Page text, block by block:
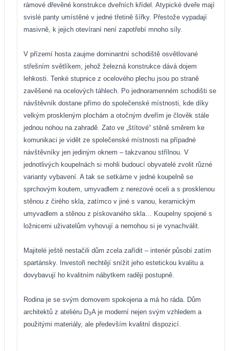
rámové dřevěné konstrukce dveřních křídel. Atypické dveře mají
svislé panty umístěné v jedné třetině šířky. Přestože vypadají
masivně, k jejich otevíraní není zapotřebí mnoho síly.
V přízemí hosta zaujme dominantní schodiště osvětlované
střešním světlíkem, jehož železná konstrukce dává dojem
lehkosti. Tenké stupnice z ocelového plechu jsou po straně
zavěšené na ocelových táhlech. Po jednoramenném schodišti se
návštěvník dostane přímo do společenské místnosti, kde díky
velkým proskleným plochám a otočným dveřím je člověk stále
jednou nohou na zahradě. Zato ve „štítové“ stěně směrem ke
komunikaci je vidět ze společenské místnosti na případné
návštěvníky jen jediným oknem – takzvanou střílnou. V
jednotlivých koupelnách si mohli budoucí obyvatelé zvolit různé
varianty vybavení. A tak se setkáme v jedné koupelně se
sprchovým koutem, umyvadlem z nerezové oceli a s prosklenou
stěnou z čirého skla, zatímco v jiné s vanou, keramickým
umyvadlem a stěnou z pískovaného skla… Koupelny spojené s
ložnicemi uživatelům vyhovují a nemohou si je vynachválit.
Majitelé ještě nestačili dům zcela zařídit – interiér působí zatím
spartánsky. Investoři nechtějí snížit jeho estetickou kvalitu a
dovybavují ho kvalitním nábytkem raději postupně.
Rodina je se svým domovem spokojena a má ho ráda. Dům
architektů z ateliéru D3A je moderní nejen svým vzhledem a
použitými materiály, ale především kvalitní dispozicí.